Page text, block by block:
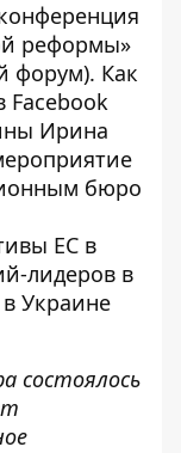
реформы»
форум). Как
Facebook
Ирина
бюро
ЕС в
лидеров в
Украине
состоялось